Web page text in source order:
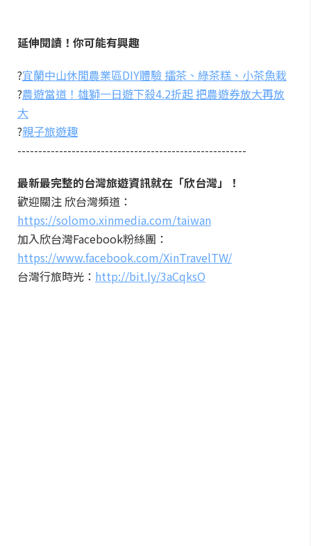
延伸閱讀！你可能有興趣
?宜蘭中山休閒農業區DIY體驗 擂茶、綠茶糕、小茶魚栽
?農遊當道！雄獅一日遊下殺4.2折起 把農遊券放大再放
大
?親子旅遊趣
-------------------------------------------------------
最新最完整的台灣旅遊資訊就在「欣台灣」！
歡迎關注 欣台灣頻道：
https://solomo.xinmedia.com/taiwan
加入欣台灣Facebook粉絲團：
https://www.facebook.com/XinTravelTW/
台灣行旅時光： http://bit.ly/3aCqksO